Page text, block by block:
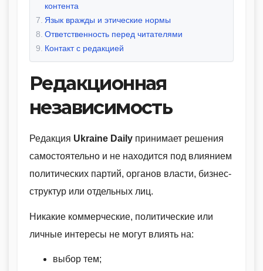
контента
Язык вражды и этические нормы
Ответственность перед читателями
Контакт с редакцией
Редакционная
независимость
Редакция Ukraine Daily принимает решения
самостоятельно и не находится под влиянием
политических партий, органов власти, бизнес-
структур или отдельных лиц.
Никакие коммерческие, политические или
личные интересы не могут влиять на:
выбор тем;